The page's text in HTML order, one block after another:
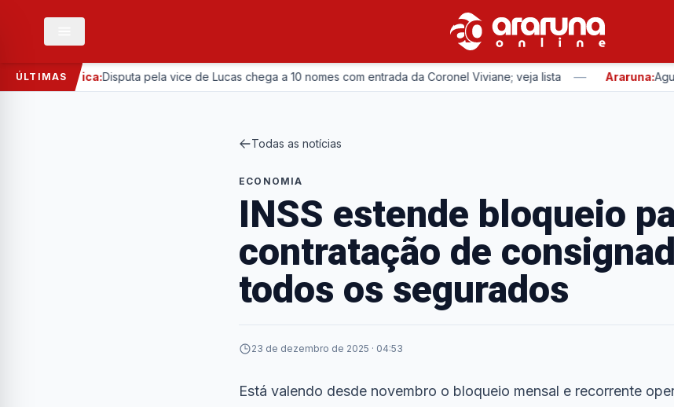
ÚLTIMAS
Política:Disputa pela vice de Lucas chega a 10 nomes com entrada da Coronel Viviane; veja lista — Araruna:
Todas as notícias
ECONOMIA
INSS estende bloqueio
contratação de
todos os segurados
23 de dezembro de 2025 · 04:53
Está valendo desde novembro o bloqueio mensal e recorrente